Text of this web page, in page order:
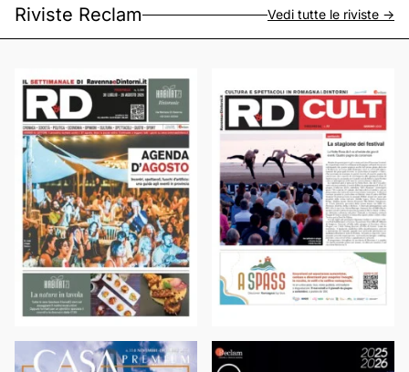
Riviste Reclam Vedi tutte le riviste ->